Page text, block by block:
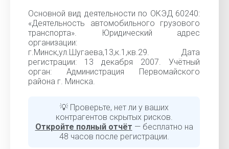
Основной вид деятельности по ОКЭД 60240:
«Деятельность автомобильного грузового
транспорта». Юридический адрес
организации:
г.Минск,ул.Шугаева,13,к.1,кв.29. Дата
регистрации: 13 декабря 2007. Учётный
орган: Администрация Первомайского
района г. Минска.
💡 Проверьте, нет ли у ваших
контрагентов скрытых рисков.
Откройте полный отчёт — бесплатно на
48 часов после регистрации.